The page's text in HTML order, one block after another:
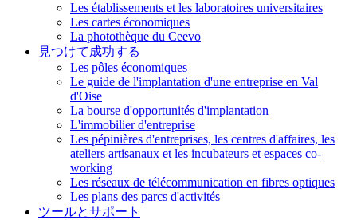
Les établissements et les laboratoires universitaires
Les cartes économiques
La photothèque du Ceevo
見つけて成功する
Les pôles économiques
Le guide de l'implantation d'une entreprise en Val
d'Oise
La bourse d'opportunités d'implantation
L'immobilier d'entreprise
Les pépinières d'entreprises, les centres d'affaires, les
ateliers artisanaux et les incubateurs et espaces co-
working
Les réseaux de télécommunication en fibres optiques
Les plans des parcs d'activités
ツールとサポート